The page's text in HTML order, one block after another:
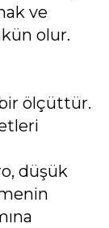
ve
olur.
bir ölçüttür.
düşük